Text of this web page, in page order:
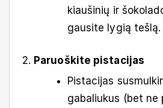
kiaušinių ir
gausite lygią tešlą.
Paruoškite pistacijas
Pistacijas
gabaliukus (bet ne